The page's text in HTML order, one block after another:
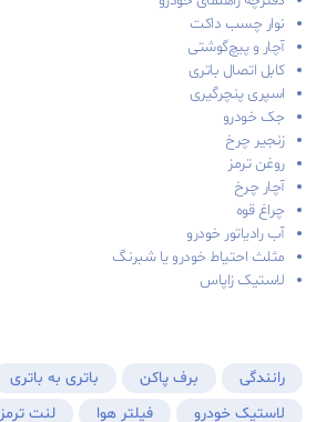
نوار چسب داکت
آچار و پیچ‌گوشتی
کابل اتصال باتری
اسپری پنچرگیری
جک خودرو
زنجیر چرخ
روغن ترمز
آچار چرخ
چراغ قوه
آب رادیاتور خودرو
مثلث احتیاط خودرو یا شبرنگ
لاستیک زاپاس
رانندگی برف پاکن باتری به باتری
لاستیک خودرو
فیلتر هوا لنت ترمز